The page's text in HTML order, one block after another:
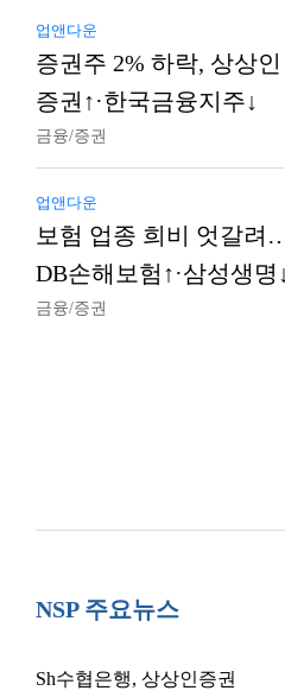
업앤다운
증권주 2% 하락, 상상인
증권↑·한국금융지주↓
금융/증권
업앤다운
보험 업종 희비 엇갈려
DB손해보험↑·삼성생명
금융/증권
NSP 주요뉴스
Sh수협은행, 상상인증권